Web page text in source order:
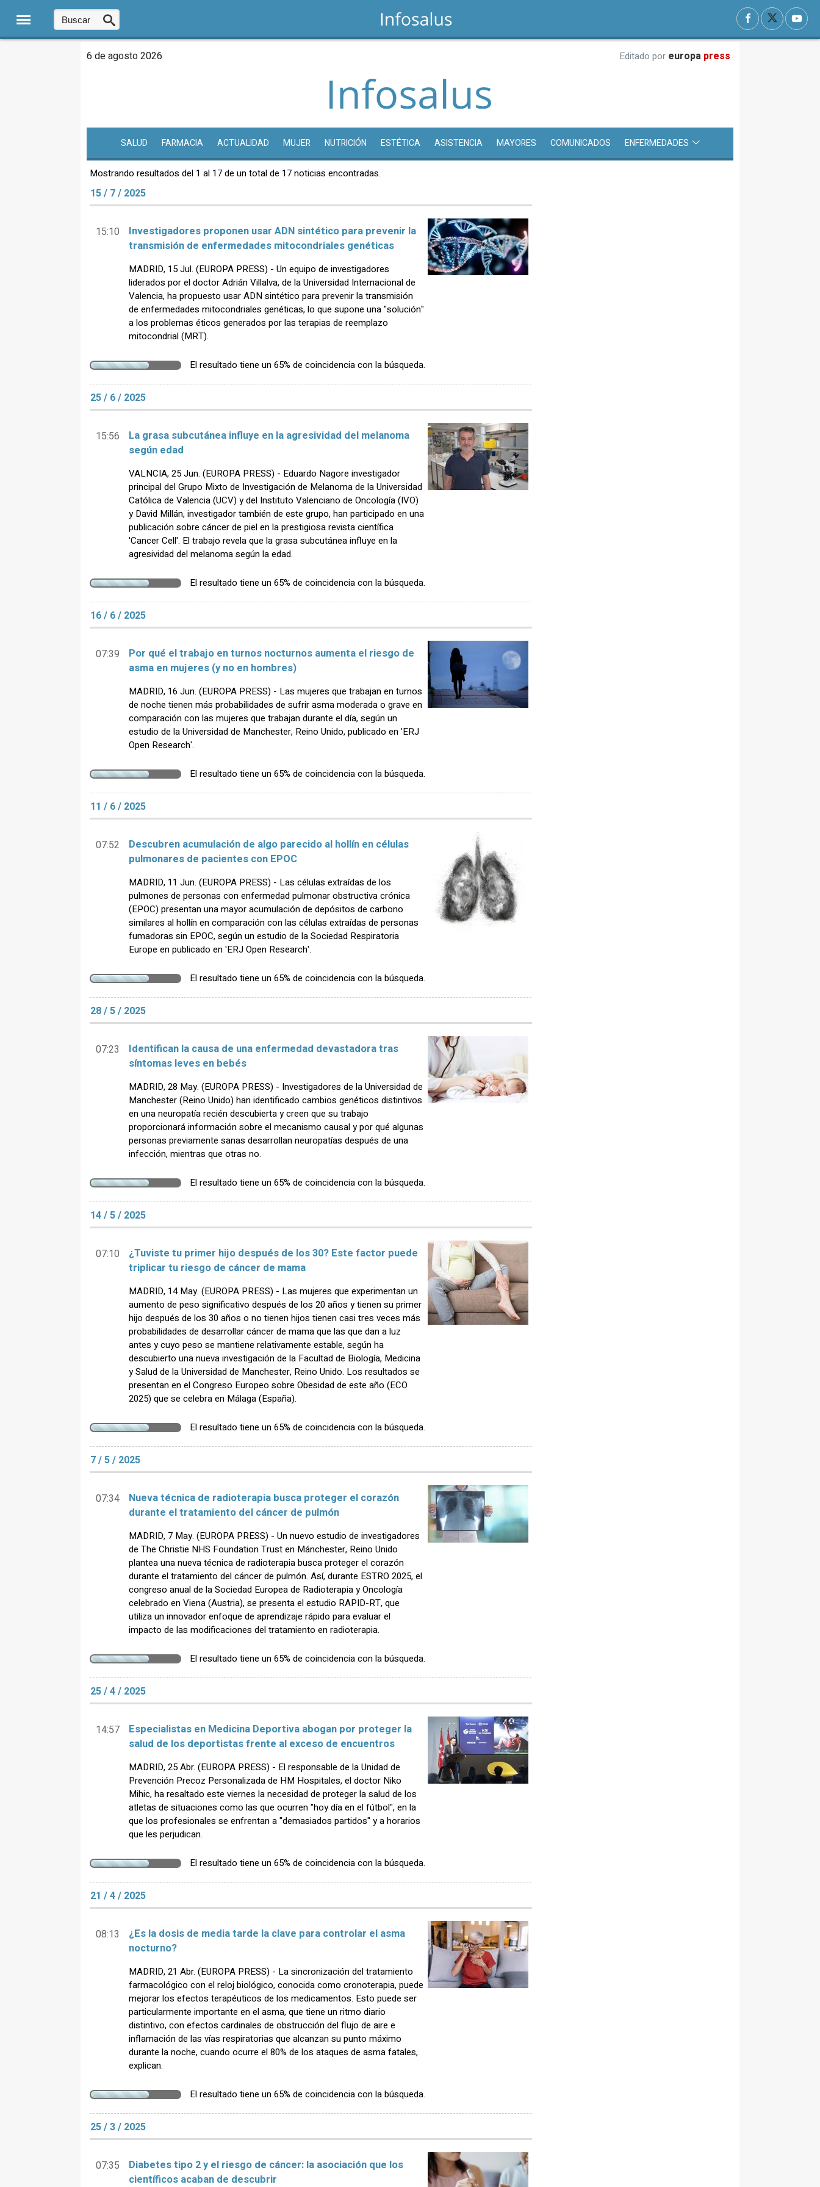
6 de agosto 2026 Editado por europa press
SALUD FARMACIA ACTUALIDAD MUJER NUTRICIÓN ESTÉTICA ASISTENCIA MAYORES COMUNICADOS ENFERMEDADES
Mostrando resultados del 1 al 17 de un total de 17 noticias encontradas.
15 / 7 / 2025
15:10
Investigadores proponen usar ADN sintético para prevenir la
transmisión de enfermedades mitocondriales genéticas
MADRID, 15 Jul. (EUROPA PRESS) - Un equipo de investigadores
liderados por el doctor Adrián Villalva, de la Universidad Internacional de
Valencia, ha propuesto usar ADN sintético para prevenir la transmisión
de enfermedades mitocondriales genéticas, lo que supone una "solución"
a los problemas éticos generados por las terapias de reemplazo
mitocondrial (MRT).
El resultado tiene un 65% de coincidencia con la búsqueda.
25 / 6 / 2025
15:56
La grasa subcutánea influye en la agresividad del melanoma
según edad
VALNCIA, 25 Jun. (EUROPA PRESS) - Eduardo Nagore investigador
principal del Grupo Mixto de Investigación de Melanoma de la Universidad
Católica de Valencia (UCV) y del Instituto Valenciano de Oncología (IVO)
y David Millán, investigador también de este grupo, han participado en una
publicación sobre cáncer de piel en la prestigiosa revista científica
'Cancer Cell'. El trabajo revela que la grasa subcutánea influye en la
agresividad del melanoma según la edad.
El resultado tiene un 65% de coincidencia con la búsqueda.
16 / 6 / 2025
07:39
Por qué el trabajo en turnos nocturnos aumenta el riesgo de
asma en mujeres (y no en hombres)
MADRID, 16 Jun. (EUROPA PRESS) - Las mujeres que trabajan en turnos
de noche tienen más probabilidades de sufrir asma moderada o grave en
comparación con las mujeres que trabajan durante el día, según un
estudio de la Universidad de Manchester, Reino Unido, publicado en 'ERJ
Open Research'.
El resultado tiene un 65% de coincidencia con la búsqueda.
11 / 6 / 2025
07:52
Descubren acumulación de algo parecido al hollín en células
pulmonares de pacientes con EPOC
MADRID, 11 Jun. (EUROPA PRESS) - Las células extraídas de los
pulmones de personas con enfermedad pulmonar obstructiva crónica
(EPOC) presentan una mayor acumulación de depósitos de carbono
similares al hollín en comparación con las células extraídas de personas
fumadoras sin EPOC, según un estudio de la Sociedad Respiratoria
Europe en publicado en 'ERJ Open Research'.
El resultado tiene un 65% de coincidencia con la búsqueda.
28 / 5 / 2025
07:23
Identifican la causa de una enfermedad devastadora tras
síntomas leves en bebés
MADRID, 28 May. (EUROPA PRESS) - Investigadores de la Universidad de
Manchester (Reino Unido) han identificado cambios genéticos distintivos
en una neuropatía recién descubierta y creen que su trabajo
proporcionará información sobre el mecanismo causal y por qué algunas
personas previamente sanas desarrollan neuropatías después de una
infección, mientras que otras no.
El resultado tiene un 65% de coincidencia con la búsqueda.
14 / 5 / 2025
07:10
¿Tuviste tu primer hijo después de los 30? Este factor puede
triplicar tu riesgo de cáncer de mama
MADRID, 14 May. (EUROPA PRESS) - Las mujeres que experimentan un
aumento de peso significativo después de los 20 años y tienen su primer
hijo después de los 30 años o no tienen hijos tienen casi tres veces más
probabilidades de desarrollar cáncer de mama que las que dan a luz
antes y cuyo peso se mantiene relativamente estable, según ha
descubierto una nueva investigación de la Facultad de Biología, Medicina
y Salud de la Universidad de Manchester, Reino Unido. Los resultados se
presentan en el Congreso Europeo sobre Obesidad de este año (ECO
2025) que se celebra en Málaga (España).
El resultado tiene un 65% de coincidencia con la búsqueda.
7 / 5 / 2025
07:34
Nueva técnica de radioterapia busca proteger el corazón
durante el tratamiento del cáncer de pulmón
MADRID, 7 May. (EUROPA PRESS) - Un nuevo estudio de investigadores
de The Christie NHS Foundation Trust en Mánchester, Reino Unido
plantea una nueva técnica de radioterapia busca proteger el corazón
durante el tratamiento del cáncer de pulmón. Así, durante ESTRO 2025, el
congreso anual de la Sociedad Europea de Radioterapia y Oncología
celebrado en Viena (Austria), se presenta el estudio RAPID-RT, que
utiliza un innovador enfoque de aprendizaje rápido para evaluar el
impacto de las modificaciones del tratamiento en radioterapia.
El resultado tiene un 65% de coincidencia con la búsqueda.
25 / 4 / 2025
14:57
Especialistas en Medicina Deportiva abogan por proteger la
salud de los deportistas frente al exceso de encuentros
MADRID, 25 Abr. (EUROPA PRESS) - El responsable de la Unidad de
Prevención Precoz Personalizada de HM Hospitales, el doctor Niko
Mihic, ha resaltado este viernes la necesidad de proteger la salud de los
atletas de situaciones como las que ocurren "hoy día en el fútbol", en la
que los profesionales se enfrentan a "demasiados partidos" y a horarios
que les perjudican.
El resultado tiene un 65% de coincidencia con la búsqueda.
21 / 4 / 2025
08:13
¿Es la dosis de media tarde la clave para controlar el asma
nocturno?
MADRID, 21 Abr. (EUROPA PRESS) - La sincronización del tratamiento
farmacológico con el reloj biológico, conocida como cronoterapia, puede
mejorar los efectos terapéuticos de los medicamentos. Esto puede ser
particularmente importante en el asma, que tiene un ritmo diario
distintivo, con efectos cardinales de obstrucción del flujo de aire e
inflamación de las vías respiratorias que alcanzan su punto máximo
durante la noche, cuando ocurre el 80% de los ataques de asma fatales,
explican.
El resultado tiene un 65% de coincidencia con la búsqueda.
25 / 3 / 2025
07:35
Diabetes tipo 2 y el riesgo de cáncer: la asociación que los
científicos acaban de descubrir